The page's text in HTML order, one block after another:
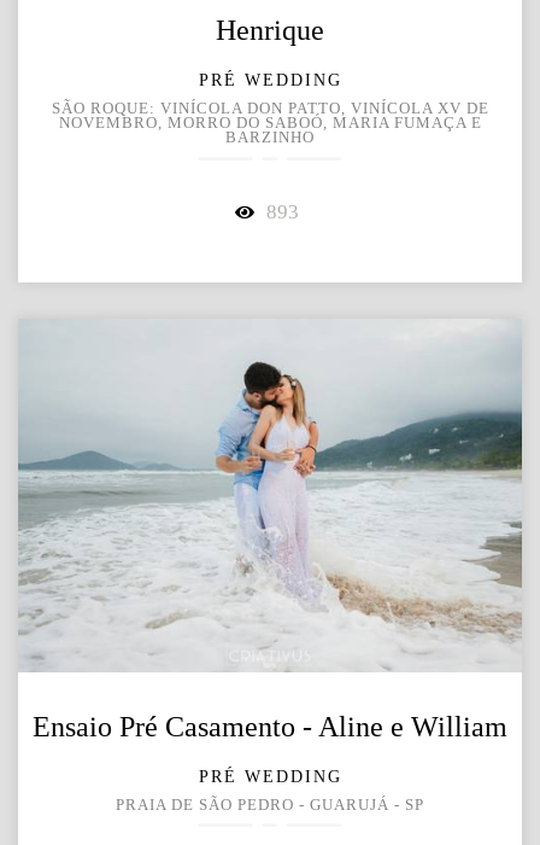
Henrique
PRÉ WEDDING
SÃO ROQUE: VINÍCOLA DON PATTO, VINÍCOLA XV DE
NOVEMBRO, MORRO DO SABOÓ, MARIA FUMAÇA E
BARZINHO
893
Ensaio Pré Casamento - Aline e William
PRÉ WEDDING
PRAIA DE SÃO PEDRO - GUARUJÁ - SP